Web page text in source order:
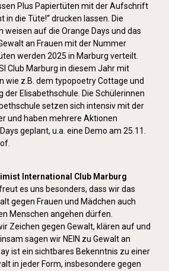
Plus Papiertüten mit der Aufschrift
in die Tüte!“ drucken lassen. Die
weisen auf die Orange Days und das
an Frauen mit der Nummer
werden 2025 in Marburg verteilt.
Club Marburg in diesem Jahr mit
wie z.B. dem typopoetry Cottage und
der Elisabethschule. Die Schülerinnen
setzen sich intensiv mit der
und haben mehrere Aktionen
geplant, u.a. eine Demo am 25.11.
International Club Marburg
es uns besonders, dass wir das
gegen Frauen und Mädchen auch
Menschen angehen dürfen.
Zeichen gegen Gewalt, klären auf und
sagen wir NEIN zu Gewalt an
ist ein sichtbares Bekenntnis zu einer
in jeder Form, insbesondere gegen